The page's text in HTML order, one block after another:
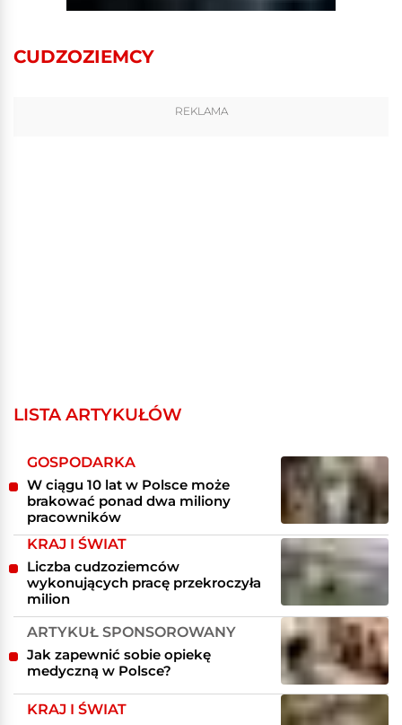
CUDZOZIEMCY
REKLAMA
LISTA ARTYKUŁÓW
GOSPODARKA
W ciągu 10 lat w Polsce może
brakować ponad dwa miliony
pracowników
KRAJ I ŚWIAT
Liczba cudzoziemców
wykonujących pracę przekroczyła
milion
ARTYKUŁ SPONSOROWANY
Jak zapewnić sobie opiekę
medyczną w Polsce?
KRAJ I ŚWIAT